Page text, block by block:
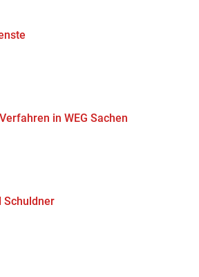
in WEG Sachen
Schuldner